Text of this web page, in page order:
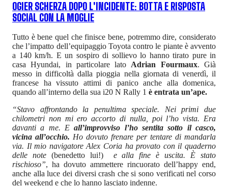
OGIER SCHERZA DOPO L'INCIDENTE: BOTTA E RISPOSTA
SOCIAL CON LA MOGLIE
Tutto è bene quel che finisce bene, potremmo dire, considerato
che l’impatto dell’equipaggio Toyota contro le piante è avvento
a 140 km/h. E un sospiro di sollievo lo hanno tirato pure in
casa Hyundai, in particolare lato Adrian Fourmaux. Già
messo in difficoltà dalla pioggia nella giornata di venerdì, il
francese ha vissuto attimi di panico anche alla domenica,
quando all’interno della sua i20 N Rally 1 è entrata un’ape.
“Stavo affrontando la penultima speciale. Nei primi due
chilometri non mi ero accorto di nulla, poi l’ho vista. Era
davanti a me. Eall’improvviso l’ho sentita sotto il casco,
vicina all’occhio. Ho dovuto frenare per tentare di mandarla
via. Il mio navigatore Alex Coria ha provato con il quaderno
delle note (benedetto lui!)e alla fine è uscita. È stato
rischioso”, ha dovuto ammettere rincuorato dell’happy end,
anche alla luce dei diversi crash che si sono verificati nel corso
del weekend e che lo hanno lasciato indenne.